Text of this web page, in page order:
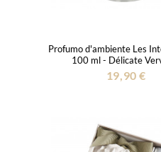
Profumo d'ambiente Les
100 ml - Délicate
19,90 €